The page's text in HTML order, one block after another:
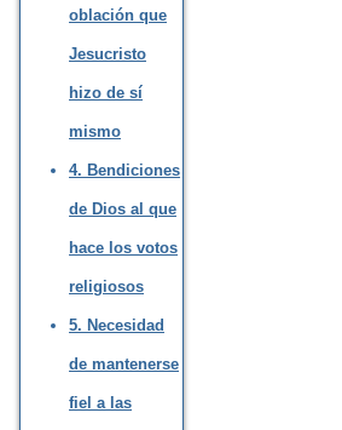
oblación que
Jesucristo
hizo de sí
mismo
4. Bendiciones
de Dios al que
hace los votos
religiosos
5. Necesidad
de mantenerse
fiel a las